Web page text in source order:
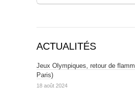
ACTUALITÉS
Jeux Olympiques, retour de
Paris)
18 août 2024